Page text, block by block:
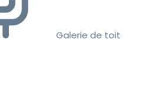
Galerie de toit